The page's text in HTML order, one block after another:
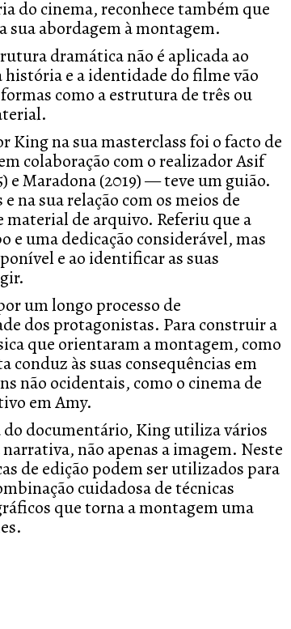
do cinema, reconhece também que
abordagem à montagem.
dramática não é aplicada ao
e a identidade do filme vão
como a estrutura de três ou
na sua masterclass foi o facto de
colaboração com o realizador Asif
eMaradona(2019) — teve um guião.
na sua relação com os meios de
de arquivo. Referiu que a
e uma dedicação considerável, mas
e ao identificar as suas
um longo processo de
dos protagonistas. Para construir a
que orientaram a montagem, como
conduz às suas consequências em
não ocidentais, como o cinema de
emAmy.
do documentário, King utiliza vários
não apenas a imagem. Neste
de edição podem ser utilizados para
cuidadosa de técnicas
que torna a montagem uma